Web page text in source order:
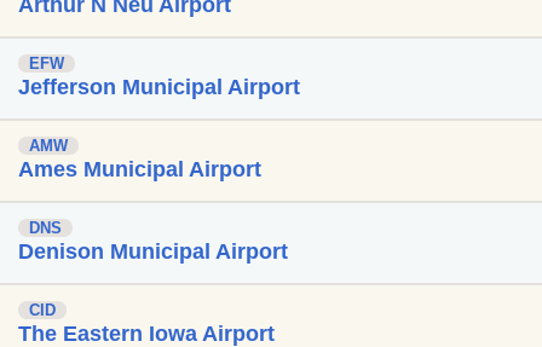
EFW
Jefferson Municipal Airport
AMW
Ames Municipal Airport
DNS
Denison Municipal Airport
CID
The Eastern Iowa Airport